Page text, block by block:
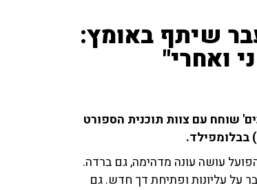
שיתף באומץ:
ואחרי"
שוחח עם צוות תוכנית הספורט
עושה עונה מדהימה, גם ברדה.
עליונות ופתיחת דך חדש. גם